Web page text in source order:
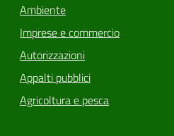
Ambiente
Imprese e commercio
Autorizzazioni
Appalti pubblici
Agricoltura e pesca